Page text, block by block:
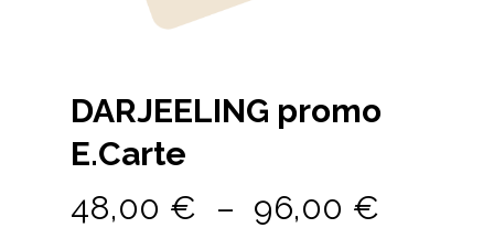
DARJEELING promo
E.Carte
48,00 € – 96,00 €